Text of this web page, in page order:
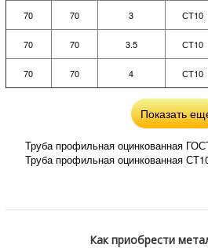
70 70 3 СТ10
70 70 3.5 СТ10
70 70 4 СТ10
Показать
Труба профильная оцинкованная
Труба профильная оцинкованная
Как приобрести